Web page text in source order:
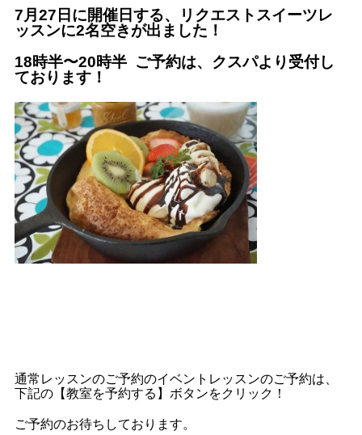
7月27日に開催日する、リクエストスイーツレ
ッスンに2名空きが出ました！
18時半〜20時半 ご予約は、クスパより受付し
ております！
通常レッスンのご予約のイベントレッスンのご予約は、
下記の【教室を予約する】ボタンをクリック！
ご予約のお待ちしております。